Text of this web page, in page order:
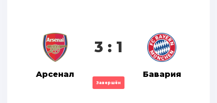
Арсенал
3 : 1
Завершён
Бавария